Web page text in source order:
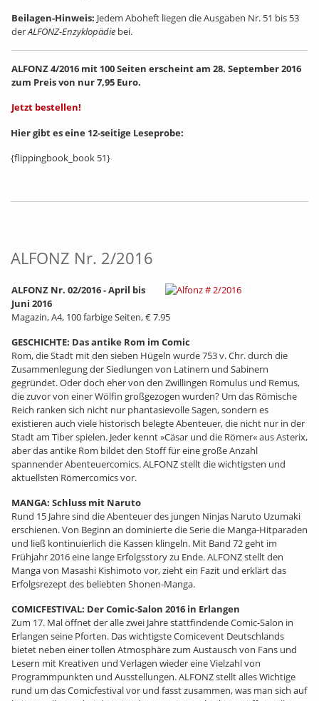
Beilagen-Hinweis: Jedem Aboheft liegen die Ausgaben Nr. 51 bis 53
derALFONZ-Enzyklopädie bei.
ALFONZ 4/2016 mit 100 Seiten erscheint am 28. September 2016
zum Preis von nur 7,95 Euro.
Jetzt bestellen!
Hier gibt es eine 12-seitige Leseprobe:
{flippingbook_book 51}
ALFONZ Nr. 2/2016
ALFONZ Nr. 02/2016 - April bis
Juni 2016
Magazin, A4, 100 farbige Seiten, € 7.95
GESCHICHTE: Das antike Rom im Comic
Rom, die Stadt mit den sieben Hügeln wurde 753 v. Chr. durch die
Zusammenlegung der Siedlungen von Latinern und Sabinern
gegründet. Oder doch eher von den Zwillingen Romulus und Remus,
die zuvor von einer Wölfin großgezogen wurden? Um das Römische
Reich ranken sich nicht nur phantasievolle Sagen, sondern es
existieren auch viele historisch belegte Abenteuer, die nicht nur in der
Stadt am Tiber spielen. Jeder kennt »Cäsar und die Römer« aus Asterix,
aber das antike Rom bildet den Stoff für eine große Anzahl
spannender Abenteuercomics. ALFONZ stellt die wichtigsten und
aktuellsten Römercomics vor.
MANGA: Schluss mit Naruto
Rund 15 Jahre sind die Abenteuer des jungen Ninjas Naruto Uzumaki
erschienen. Von Beginn an dominierte die Serie die Manga-Hitparaden
und ließ kontinuierlich die Kassen klingeln. Mit Band 72 geht im
Frühjahr 2016 eine lange Erfolgsstory zu Ende. ALFONZ stellt den
Manga von Masashi Kishimoto vor, zieht ein Fazit und erklärt das
Erfolgsrezept des beliebten Shonen-Manga.
COMICFESTIVAL: Der Comic-Salon 2016 in Erlangen
Zum 17. Mal öffnet der alle zwei Jahre stattfindende Comic-Salon in
Erlangen seine Pforten. Das wichtigste Comicevent Deutschlands
bietet neben einer tollen Atmosphäre zum Austausch von Fans und
Lesern mit Kreativen und Verlagen wieder eine Vielzahl von
Programmpunkten und Ausstellungen. ALFONZ stellt alles Wichtige
rund um das Comicfestival vor und fasst zusammen, was man sich auf